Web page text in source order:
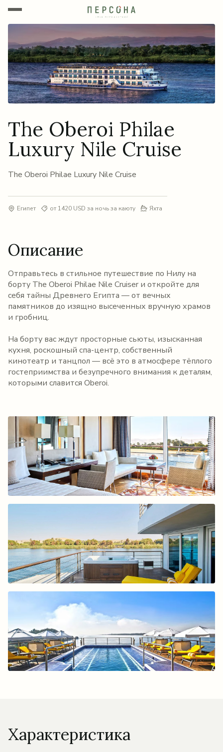
The Oberoi Philae
Luxury Nile Cruise
The Oberoi Philae Luxury Nile Cruise
Египет от 1420 USD за ночь за каюту Яхта
Описание
Отправьтесь в стильное путешествие по Нилу на
борту The Oberoi Philae Nile Cruiser и откройте для
себя тайны Древнего Египта — от вечных
памятников до изящно высеченных вручную храмов
и гробниц.
На борту вас ждут просторные сьюты, изысканная
кухня, роскошный спа-центр, собственный
кинотеатр и танцпол — всё это в атмосфере тёплого
гостеприимства и безупречного внимания к деталям,
которыми славится Oberoi.
Характеристика